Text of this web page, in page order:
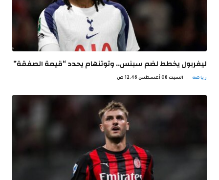
ليفربول يخطط لضم سبنس.. وتوتنهام يحدد “قيمة الصفقة”
رياضة السبت 08 أغسطس 12:46 ص